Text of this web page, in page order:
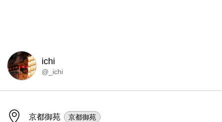
ichi
@_ichi
京都御苑 京都御苑